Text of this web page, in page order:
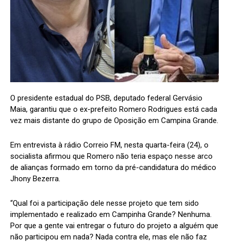
O presidente estadual do PSB, deputado federal Gervásio
Maia, garantiu que o ex-prefeito Romero Rodrigues está cada
vez mais distante do grupo de Oposição em Campina Grande.
Em entrevista à rádio Correio FM, nesta quarta-feira (24), o
socialista afirmou que Romero não teria espaço nesse arco
de alianças formado em torno da pré-candidatura do médico
Jhony Bezerra.
“Qual foi a participação dele nesse projeto que tem sido
implementado e realizado em Campinha Grande? Nenhuma.
Por que a gente vai entregar o futuro do projeto a alguém que
não participou em nada? Nada contra ele, mas ele não faz